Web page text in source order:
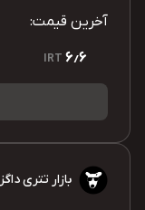
آخرین قیمت:
6٫6 IRT
بازار تتری داگز